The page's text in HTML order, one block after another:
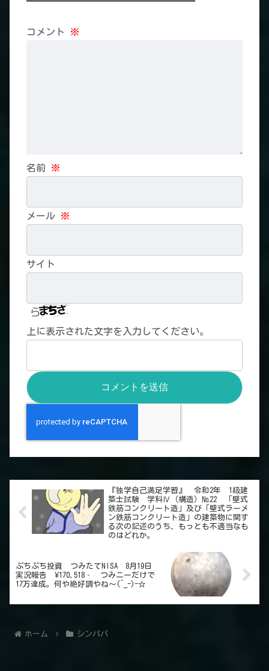
コメント ※
名前 ※
メール ※
サイト
上に表示された文字を入力してください。
『独学自己満足学習』 令和2年 1級建
築士試験 学科Ⅳ（構造）№22 「壁式
鉄筋コンクリート造」及び「壁式ラーメ
ン鉄筋コンクリート造」の建築物に関す
る次の記述のうち、もっとも不適当なも
のはどれか。
ぷちぷち投資 つみたてNISA 8月19日
実況報告 ¥170,518‐ つみニーだけで
17万達成。何や絶好調やね～(^_-)-☆
ホーム シンパパ